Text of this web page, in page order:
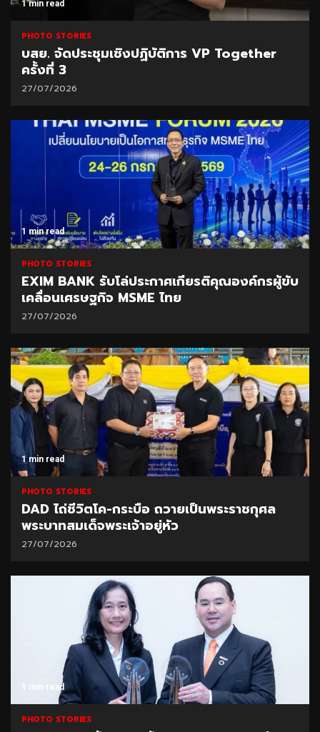
1 min read
PHOTO STORIES
บสย. จัดประชุมเชิงปฏิบัติการ VP Together
ครั้งที่ 3
27/07/2026
1 min read
PHOTO STORIES
EXIM BANK รับโล่ประกาศเกียรติคุณองค์กรผู้ขับ
เคลื่อนเศรษฐกิจ MSME ไทย
27/07/2026
1 min read
PHOTO STORIES
DAD ไถ่ชีวิตโค-กระบือ ถวายเป็นพระราชกุศล
พระบาทสมเด็จพระเจ้าอยู่หัว
27/07/2026
1 min read
PHOTO STORIES